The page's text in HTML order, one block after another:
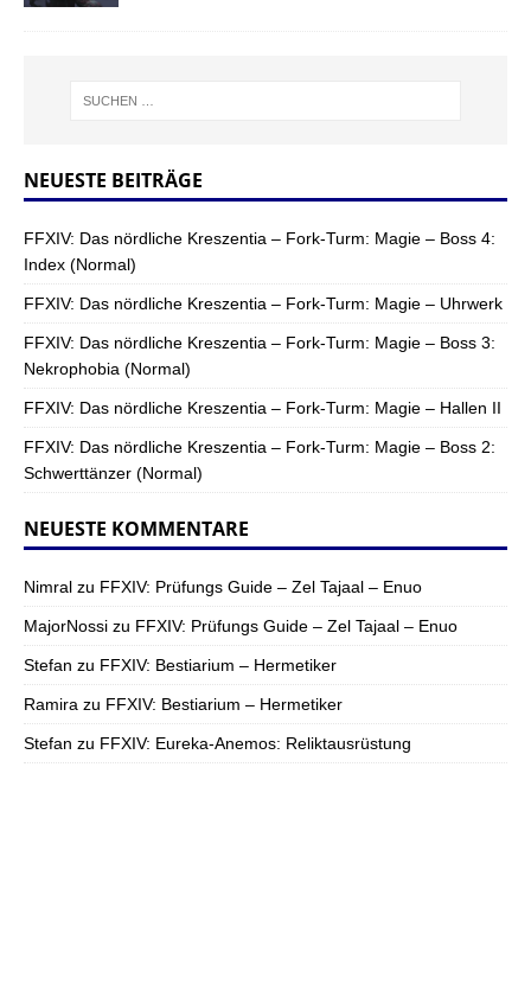
NEUESTE BEITRÄGE
FFXIV: Das nördliche Kreszentia – Fork-Turm: Magie – Boss 4:
Index (Normal)
FFXIV: Das nördliche Kreszentia – Fork-Turm: Magie – Uhrwerk
FFXIV: Das nördliche Kreszentia – Fork-Turm: Magie – Boss 3:
Nekrophobia (Normal)
FFXIV: Das nördliche Kreszentia – Fork-Turm: Magie – Hallen II
FFXIV: Das nördliche Kreszentia – Fork-Turm: Magie – Boss 2:
Schwerttänzer (Normal)
NEUESTE KOMMENTARE
Nimral zu FFXIV: Prüfungs Guide – Zel Tajaal – Enuo
MajorNossi zu FFXIV: Prüfungs Guide – Zel Tajaal – Enuo
Stefan zu FFXIV: Bestiarium – Hermetiker
Ramira zu FFXIV: Bestiarium – Hermetiker
Stefan zu FFXIV: Eureka-Anemos: Reliktausrüstung